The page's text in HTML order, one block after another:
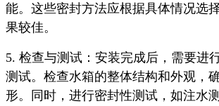
能。这些密封方法应根据具体情况选
果较佳。
5. 检查与测试：安装完成后，需要进
测试。检查水箱的整体结构和外观，
形。同时，进行密封性测试，如注水